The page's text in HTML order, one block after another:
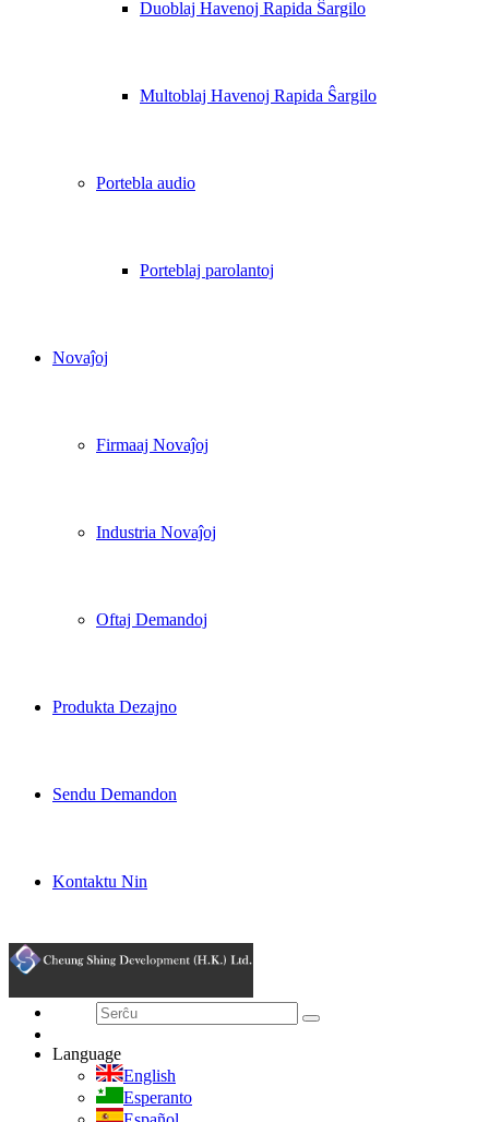
Duoblaj Havenoj Rapida Ŝargilo
Multoblaj Havenoj Rapida Ŝargilo
Portebla audio
Porteblaj parolantoj
Novaĵoj
Firmaaj Novaĵoj
Industria Novaĵoj
Oftaj Demandoj
Produkta Dezajno
Sendu Demandon
Kontaktu Nin
info@cs-dv.com
+852-27906926
Language
English
Esperanto